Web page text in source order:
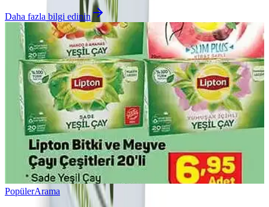
Daha fazla bilgi edinin
PopülerArama